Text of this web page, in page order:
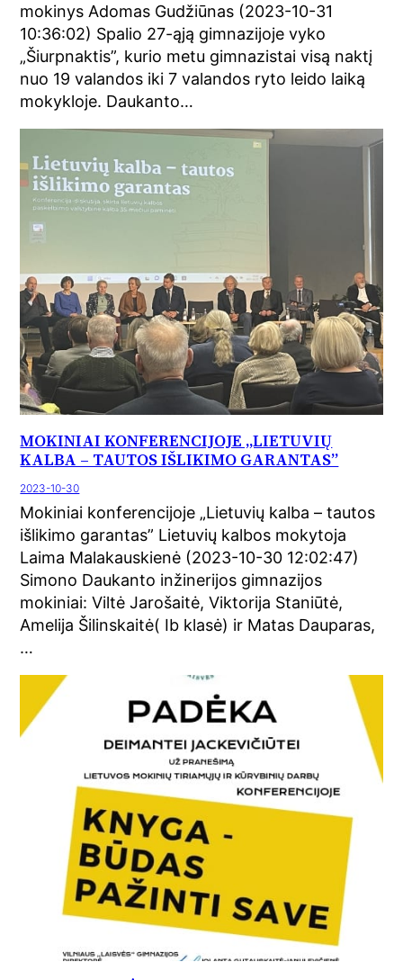
mokinys Adomas Gudžiūnas (2023-10-31
10:36:02) Spalio 27-ąją gimnazijoje vyko
„Šiurpnaktis”, kurio metu gimnazistai visą naktį
nuo 19 valandos iki 7 valandos ryto leido laiką
mokykloje. Daukanto…
MOKINIAI KONFERENCIJOJE „LIETUVIŲ
KALBA – TAUTOS IŠLIKIMO GARANTAS”
2023-10-30
Mokiniai konferencijoje „Lietuvių kalba – tautos
išlikimo garantas” Lietuvių kalbos mokytoja
Laima Malakauskienė (2023-10-30 12:02:47)
Simono Daukanto inžinerijos gimnazijos
mokiniai: Viltė Jarošaitė, Viktorija Staniūtė,
Amelija Šilinskaitė( Ib klasė) ir Matas Dauparas,
…